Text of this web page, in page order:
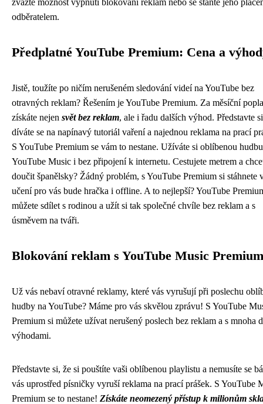
zvažte možnost vypnutí blokování reklam nebo se staňte jeho
odběratelem.
Předplatné YouTube Premium: Cena a
Jistě, toužíte po ničím nerušeném sledování videí na YouTube bez
otravných reklam? Řešením je YouTube Premium. Za měsíční
získáte nejen svět bez reklam, ale i řadu dalších výhod. Představte
díváte se na napínavý tutoriál vaření a najednou reklama na prací
S YouTube Premium se vám to nestane. Užíváte si oblíbenou
YouTube Music i bez připojení k internetu. Cestujete metrem a
doučit španělsky? Žádný problém, s YouTube Premium si stáhnete
učení pro vás bude hračka i offline. A to nejlepší? YouTube
můžete sdílet s rodinou a užít si tak společné chvíle bez reklam a s
úsměvem na tváři.
Blokování reklam s YouTube Music Premium
Už vás nebaví otravné reklamy, které vás vyrušují při poslechu
hudby na YouTube? Máme pro vás skvělou zprávu! S YouTube
Premium si můžete užívat nerušený poslech bez reklam a s mnoha
výhodami.
Představte si, že si pouštíte vaši oblíbenou playlistu a nemusíte se
vás uprostřed písničky vyruší reklama na prací prášek. S YouTube
Premium se to nestane! Získáte neomezený přístup k milionům